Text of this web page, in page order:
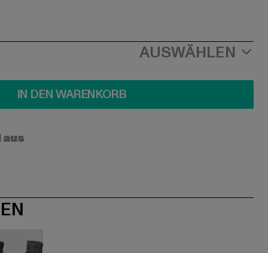
AUSWÄHLEN
IN DEN WARENKORB